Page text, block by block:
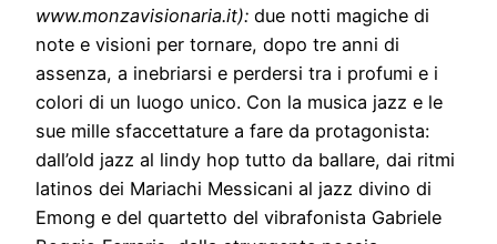
www.monzavisionaria.it): due notti magiche di
note e visioni per tornare, dopo tre anni di
assenza, a inebriarsi e perdersi tra i profumi e i
colori di un luogo unico. Con la musica jazz e le
sue mille sfaccettature a fare da protagonista:
dall’old jazz al lindy hop tutto da ballare, dai ritmi
latinos dei Mariachi Messicani al jazz divino di
Emong e del quartetto del vibrafonista Gabriele